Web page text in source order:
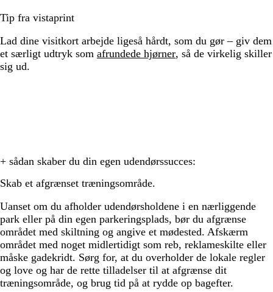
Tip fra vistaprint
Lad dine visitkort arbejde ligeså hårdt, som du gør – giv dem
et særligt udtryk som afrundede hjørner, så de virkelig skiller
sig ud.
+ sådan skaber du din egen udendørssucces:
Skab et afgrænset træningsområde.
Uanset om du afholder udendørsholdene i en nærliggende
park eller på din egen parkeringsplads, bør du afgrænse
området med skiltning og angive et mødested. Afskærm
området med noget midlertidigt som reb, reklameskilte eller
måske gadekridt. Sørg for, at du overholder de lokale regler
og love og har de rette tilladelser til at afgrænse dit
træningsområde, og brug tid på at rydde op bagefter.